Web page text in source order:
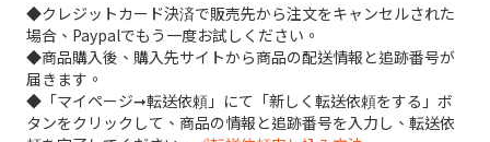
◆クレジットカード決済で販売先から注文をキャンセルされた
場合、Paypalでもう一度お試しください。
◆商品購入後、購入先サイトから商品の配送情報と追跡番号が
届きます。
◆「マイページ➞転送依頼」にて「新しく転送依頼をする」ボ
タンをクリックして、商品の情報と追跡番号を入力し、転送依